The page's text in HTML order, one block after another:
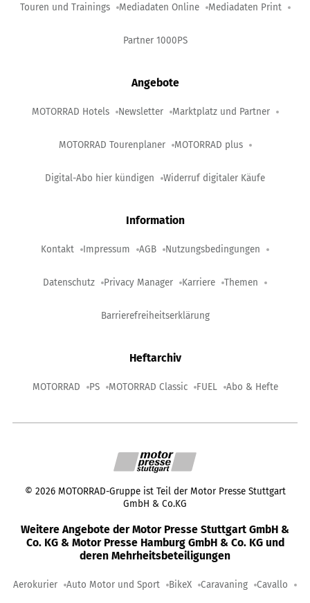
Touren und Trainings Mediadaten Online Mediadaten Print
Partner 1000PS
Angebote
MOTORRAD Hotels Newsletter Marktplatz und Partner
MOTORRAD Tourenplaner MOTORRAD plus
Digital-Abo hier kündigen Widerruf digitaler Käufe
Information
Kontakt Impressum AGB Nutzungsbedingungen
Datenschutz Privacy Manager Karriere Themen
Barrierefreiheitserklärung
Heftarchiv
MOTORRAD PS MOTORRAD Classic FUEL Abo & Hefte
© 2026 MOTORRAD-Gruppe ist Teil der Motor Presse Stuttgart
GmbH & Co.KG
Weitere Angebote der Motor Presse Stuttgart GmbH &
Co. KG & Motor Presse Hamburg GmbH & Co. KG und
deren Mehrheitsbeteiligungen
Aerokurier Auto Motor und Sport BikeX Caravaning Cavallo